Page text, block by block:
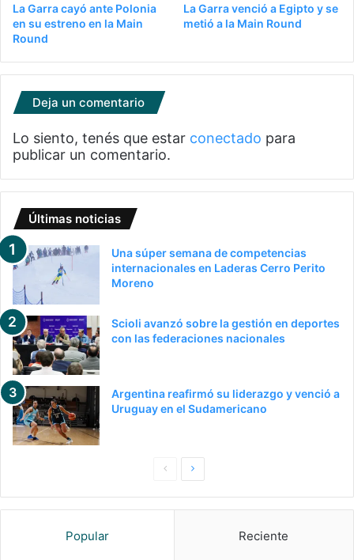
La Garra cayó ante Polonia
en su estreno en la Main
Round
La Garra venció a Egipto y se
metió a la Main Round
Deja un comentario
Lo siento, tenés que estar conectado para
publicar un comentario.
Últimas noticias
Una súper semana de competencias
internacionales en Laderas Cerro Perito
Moreno
Scioli avanzó sobre la gestión en deportes
con las federaciones nacionales
Argentina reafirmó su liderazgo y venció a
Uruguay en el Sudamericano
PaginaSiguiente
Popular Reciente